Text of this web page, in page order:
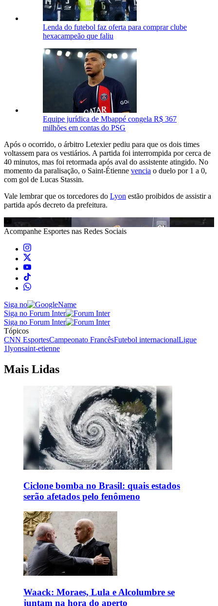
Lenda do futebol faz oferta para comprar clube
hexacampeão que faliu
Equipe jurídica de Mbappé congela R$ 367
milhões em contas do PSG
Após o ocorrido, o árbitro Letexier pediu para que os dois times
voltassem para os vestiários. A partida foi interrompida por cerca de
40 minutos, mas foi retormada após aval do assistente atingido. No
momento da paralisação, o Saint-Étienne vencia o duelo por 1 a 0,
com gol de Lucas Stassin.
Vale lembrar que os torcedores do Lyon estão proibidos de assistir a
partida após decreto da prefeitura.
Acompanhe Esportes nas Redes Sociais
Siga no
Siga no Forum Inter
Siga no Forum Inter
Tópicos
CNN EsportesCampeonato FrancêsFutebol internacionalLigue
1lyonsaint-etienne
Mais Lidas
Ciclone bomba no Brasil: quais estados
serão afetados pelo fenômeno
Waack: Moraes, Lula e Alcolumbre se
juntam na hora do aperto